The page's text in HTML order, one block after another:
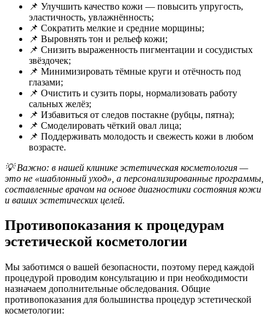
📌 Улучшить качество кожи — повысить упругость,
эластичность, увлажнённость;
📌 Сократить мелкие и средние морщины;
📌 Выровнять тон и рельеф кожи;
📌 Снизить выраженность пигментации и сосудистых
звёздочек;
📌 Минимизировать тёмные круги и отёчность под
глазами;
📌 Очистить и сузить поры, нормализовать работу
сальных желёз;
📌 Избавиться от следов постакне (рубцы, пятна);
📌 Смоделировать чёткий овал лица;
📌 Поддерживать молодость и свежесть кожи в любом
возрасте.
💡 Важно: в нашей клинике эстетическая косметология —
это не «шаблонный уход», а персонализированные программы,
составленные врачом на основе диагностики состояния кожи
и ваших эстетических целей.
Противопоказания к процедурам
эстетической косметологии
Мы заботимся о вашей безопасности, поэтому перед каждой
процедурой проводим консультацию и при необходимости
назначаем дополнительные обследования. Общие
противопоказания для большинства процедур эстетической
косметологии: